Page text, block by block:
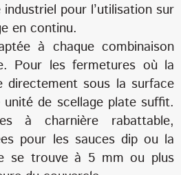
pour l’utilisation sur
en continu.
à chaque combinaison
Pour les fermetures où la
directement sous la surface
de scellage plate suffit.
à charnière rabattable,
pour les sauces dip ou la
se trouve à 5 mm ou plus